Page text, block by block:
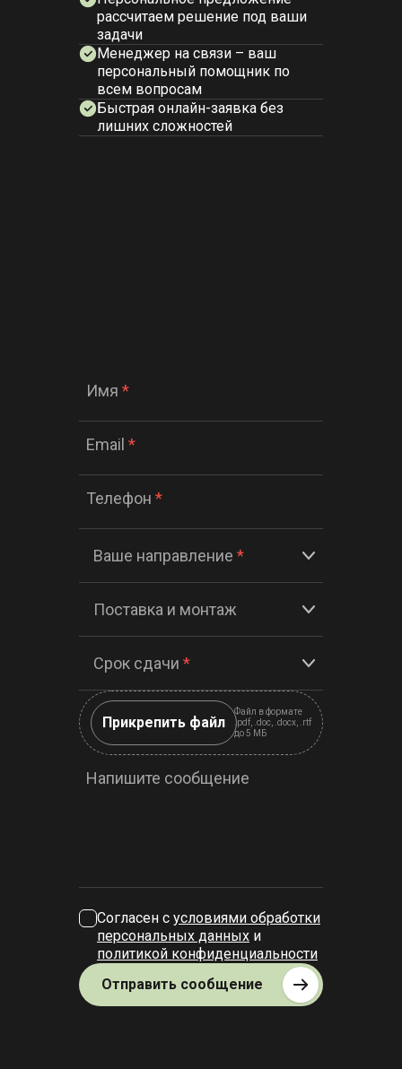
Имя *
Email *
Телефон *
Ваше направление *
Поставка и монтаж
Срок сдачи *
Прикрепить файл
Файл в формате
.pdf, .doc, .docx, .rtf
до 5 МБ
Напишите сообщение
Согласен с условиями обработки
персональных данных и
политикой конфиденциальности
Отправить сообщение
рассчитаем решение под ваши
задачи
Менеджер на связи – ваш
персональный помощник по
всем вопросам
Быстрая онлайн-заявка без
лишних сложностей